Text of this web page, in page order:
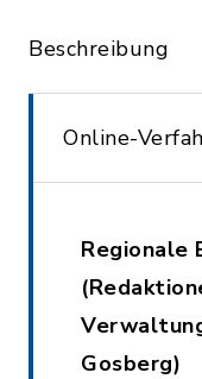
Beschreibung
Online-
Regionale
Gosberg)